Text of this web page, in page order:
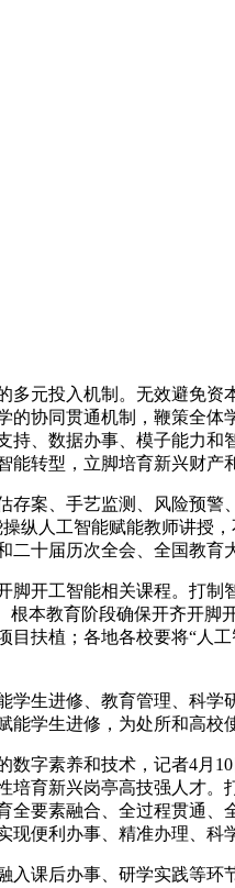
投入机制。无效避免资
协同贯通机制，鞭策全
持、数据办事、模子能力
转型，立脚培育新兴财产
、手艺监测、风险预警
纵人工智能赋能教师讲
十届历次全会、全国教育
工智能相关课程。打制
本教育阶段确保开齐开
扶植；各地各校要将“人
进修、教育管理、科学
学生进修，为处所和高
素养和技术，记者4月
育新兴岗亭高技强人才
要素融合、全过程贯通
便利办事、精准办理、科
后办事、研学实践等环